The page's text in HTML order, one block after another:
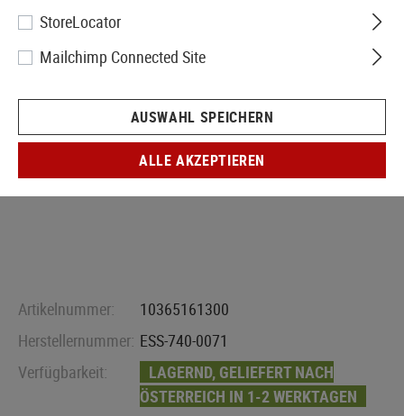
Artikelnummer:
10365161300
Herstellernummer: ESS-740-0071
Verfügbarkeit:
LAGERND, GELIEFERT NACH
ÖSTERREICH IN 1-2 WERKTAGEN
StoreLocator
Mailchimp Connected Site
AUSWAHL SPEICHERN
ALLE AKZEPTIEREN